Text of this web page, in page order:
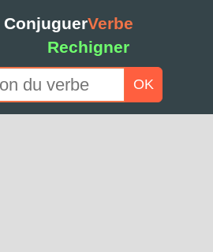
ConjuguerVerbe
Rechigner
OK